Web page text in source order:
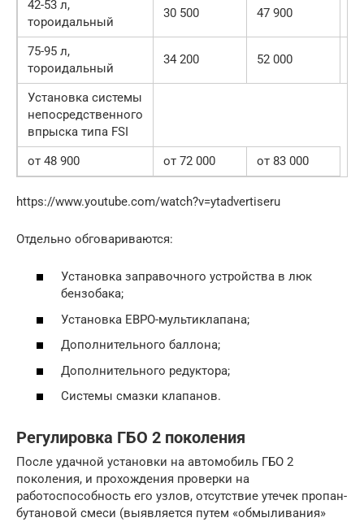
42-53 л,
тороидальный
30 500 47 900
75-95 л,
тороидальный
34 200 52 000
Установка системы
непосредственного
впрыска типа FSI
от 48 900
от 72 000 от 83 000
https://www.youtube.com/watch?v=ytadvertiseru
Отдельно обговариваются:
Установка заправочного устройства в люк
бензобака;
Установка ЕВРО-мультиклапана;
Дополнительного баллона;
Дополнительного редуктора;
Системы смазки клапанов.
Регулировка ГБО 2 поколения
После удачной установки на автомобиль ГБО 2
поколения, и прохождения проверки на
работоспособность его узлов, отсутствие утечек пропан-
бутановой смеси (выявляется путем «обмыливания»